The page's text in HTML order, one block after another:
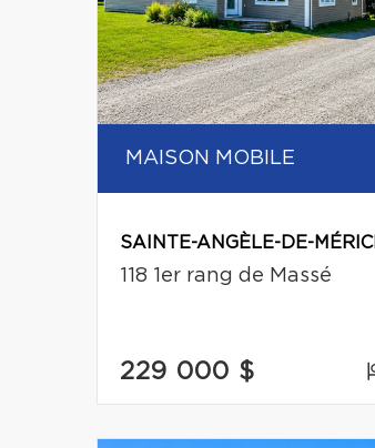
MAISON MOBILE
SAINTE-ANGÈLE-DE-MÉRICI
118 1er rang de Massé
229 000 $